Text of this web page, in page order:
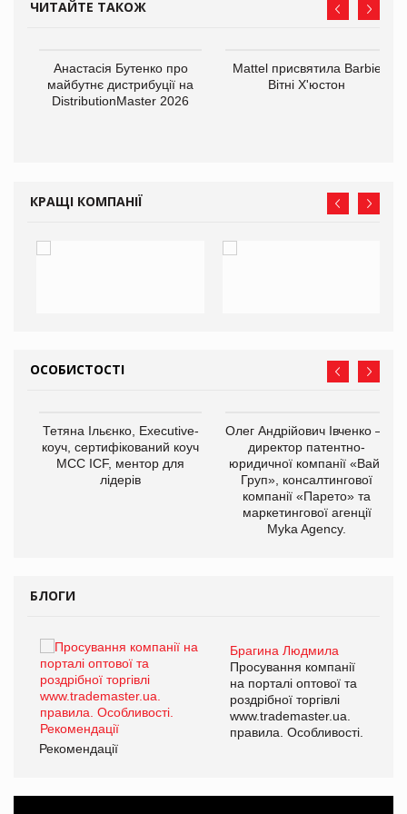
ЧИТАЙТЕ ТАКОЖ
Анастасія Бутенко про
майбутнє дистрибуції на
DistributionMaster 2026
Mattel присвятила Barbie
Вітні Х'юстон
КРАЩІ КОМПАНІЇ
ОСОБИСТОСТІ
Тетяна Ільєнко, Executive-
коуч, сертифікований коуч
МСС ICF, ментор для
лідерів
Олег Андрійович Івченко —
директор патентно-
юридичної компанії «Вайз
Груп», консалтингової
компанії «Парето» та
маркетингової агенції
Myka Agency.
БЛОГИ
Брагина Людмила
Просування компанії
на порталі оптової та
роздрібної торгівлі
www.trademaster.ua.
правила. Особливості.
Рекомендації